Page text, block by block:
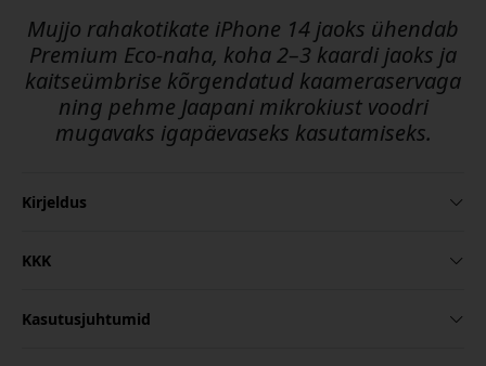
Mujjo rahakotikate iPhone 14 jaoks ühendab
Premium Eco-naha, koha 2–3 kaardi jaoks ja
kaitseümbrise kõrgendatud kaameraservaga
ning pehme Jaapani mikrokiust voodri
mugavaks igapäevaseks kasutamiseks.
Kirjeldus
KKK
Kasutusjuhtumid